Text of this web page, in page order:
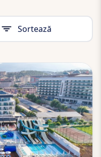
Sortează